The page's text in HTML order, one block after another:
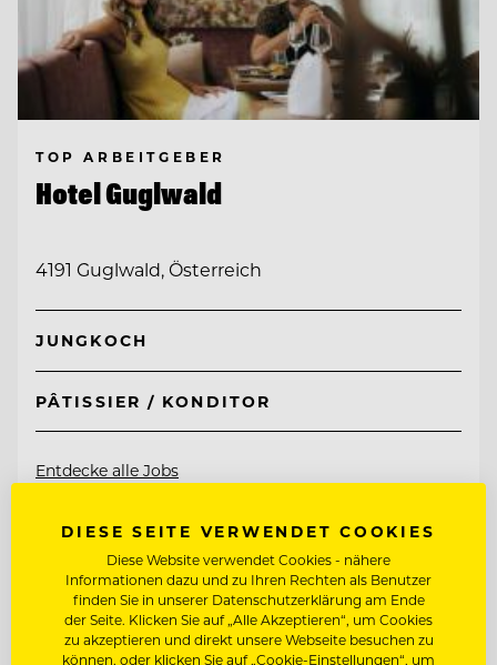
TOP ARBEITGEBER
Hotel Guglwald
4191 Guglwald, Österreich
JUNGKOCH
PÂTISSIER / KONDITOR
Entdecke alle Jobs
DIESE SEITE VERWENDET COOKIES
Diese Website verwendet Cookies - nähere
Informationen dazu und zu Ihren Rechten als Benutzer
finden Sie in unserer Datenschutzerklärung am Ende
der Seite. Klicken Sie auf „Alle Akzeptieren“, um Cookies
zu akzeptieren und direkt unsere Webseite besuchen zu
können, oder klicken Sie auf „Cookie-Einstellungen“, um